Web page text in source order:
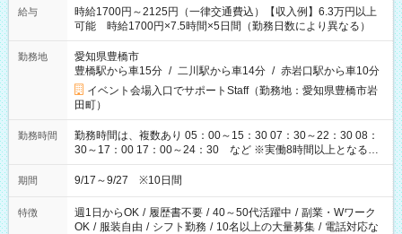
給与
時給1700円～2125円（一律交通費込）【収入例】6.3万円以上
可能 時給1700円×7.5時間×5日間（勤務日数により異なる）
勤務地
愛知県豊橋市
豊橋駅から車15分 / 二川駅から車14分 / 赤岩口駅から車10分
イベント会場入口でサポートStaff（勤務地：愛知県豊橋市岩
田町）
勤務時間
勤務時間は、複数あり 05：00～15：30 07：30～22：30 08：
30～17：00 17：00～24：30 など ※実働8時間以上となる勤
務もあります。 【休憩】60分+他休憩あり 交替で取得します。
安全面に配慮しこまめな休憩があります。
期間 9/17～9/27 ※10日間
特徴 週1日からOK / 履歴書不要 / 40～50代活躍中 / 副業・Wワーク
OK / 服装自由 / シフト勤務 / 10名以上の大量募集 / 電話対応な